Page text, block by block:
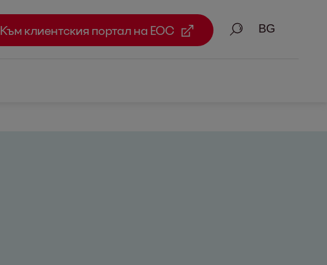
Към клиентския портал на ЕОС Търсене